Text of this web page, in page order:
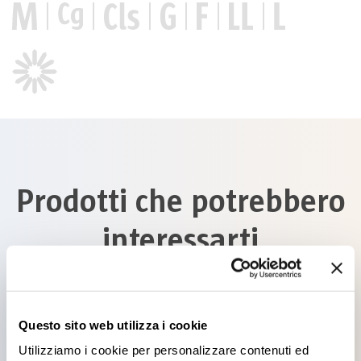
Questo sito web utilizza i cookie
Utilizziamo i cookie per personalizzare contenuti ed
Prodotti che potrebbero
interessarti